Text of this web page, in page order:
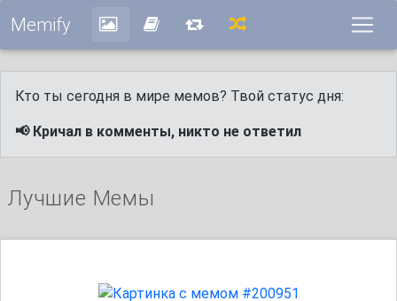
Memify
Кто ты сегодня в мире мемов? Твой статус дня:
📢 Кричал в комменты, никто не ответил
Лучшие Мемы